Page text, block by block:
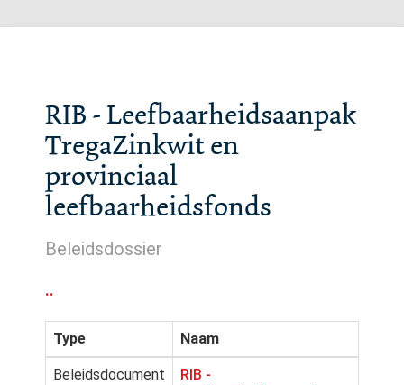
RIB - Leefbaarheidsaanpak
TregaZinkwit en
provinciaal
leefbaarheidsfonds
Beleidsdossier
..
Type Naam
Beleidsdocument
RIB -